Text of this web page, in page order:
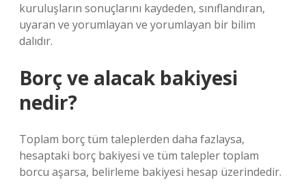
kuruluşların sonuçlarını kaydeden, sınıflandıran,
uyaran ve yorumlayan ve yorumlayan bir bilim
dalıdır.
Borç ve alacak bakiyesi
nedir?
Toplam borç tüm taleplerden daha fazlaysa,
hesaptaki borç bakiyesi ve tüm talepler toplam
borcu aşarsa, belirleme bakiyesi hesap üzerindedir.